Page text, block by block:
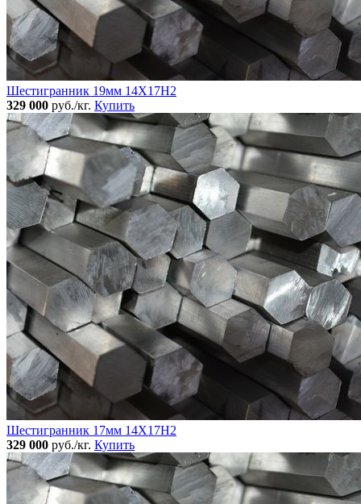
Шестигранник 19мм 14Х17Н2
329 000 руб./кг. Купить
Шестигранник 17мм 14Х17Н2
329 000 руб./кг. Купить